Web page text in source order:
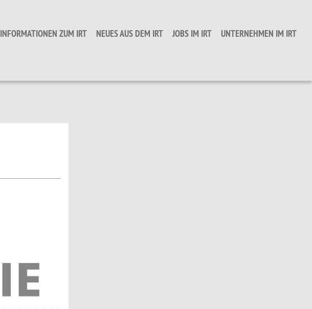
INFORMATIONEN ZUM IRT NEUES AUS DEM IRT JOBS IM IRT UNTERNEHMEN IM IRT